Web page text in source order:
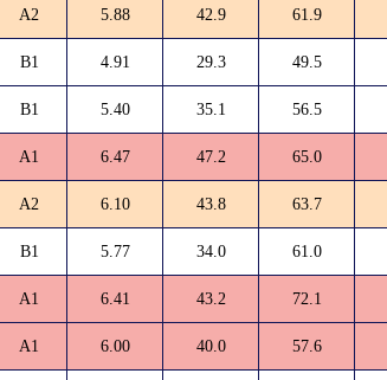
A2 5.88 42.9 61.9
B1 4.91 29.3 49.5
B1 5.40 35.1 56.5
A1 6.47 47.2 65.0
A2 6.10 43.8 63.7
B1 5.77 34.0 61.0
A1 6.41 43.2 72.1
A1 6.00 40.0 57.6